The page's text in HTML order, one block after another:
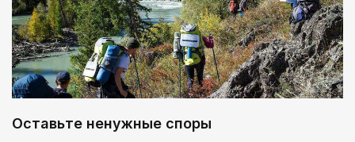
Оставьте ненужные споры